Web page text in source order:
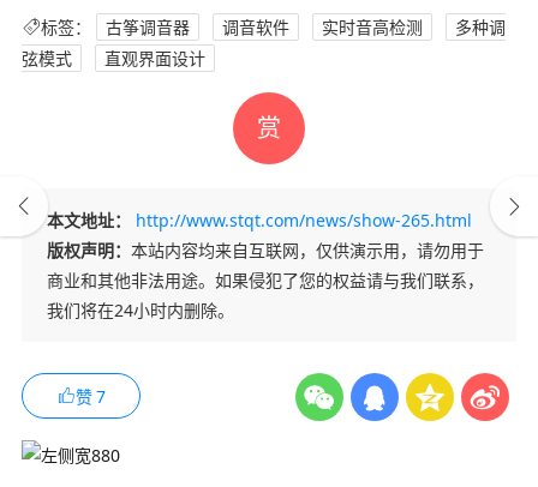
标签： 古筝调音器 调音软件 实时音高检测
多种调
弦模式
直观界面设计
赏
本文地址：
http://www.stqt.com/news/show-265.html
版权声明： 本站内容均来自互联网，仅供演示用，请勿用于
商业和其他非法用途。如果侵犯了您的权益请与我们联系，
我们将在24小时内删除。
赞7